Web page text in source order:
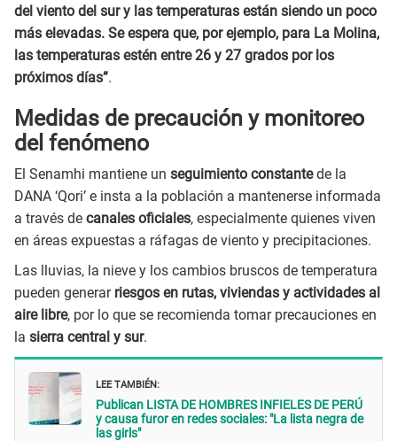
del viento del sur y las temperaturas están siendo un poco
más elevadas. Se espera que, por ejemplo, para La Molina,
las temperaturas estén entre 26 y 27 grados por los
próximos días”.
Medidas de precaución y monitoreo
del fenómeno
El Senamhi mantiene un seguimiento constantede la
DANA ‘Qori’ e insta a la población a mantenerse informada
a través de canales oficiales, especialmente quienes viven
en áreas expuestas a ráfagas de viento y precipitaciones.
Las lluvias, la nieve y los cambios bruscos de temperatura
pueden generar riesgos en rutas, viviendas y actividades al
aire libre, por lo que se recomienda tomar precauciones en
la sierra central y sur.
LEE TAMBIÉN:
Publican LISTA DE HOMBRES INFIELES DE PERÚ
y causa furor en redes sociales: "La lista negra de
las girls"